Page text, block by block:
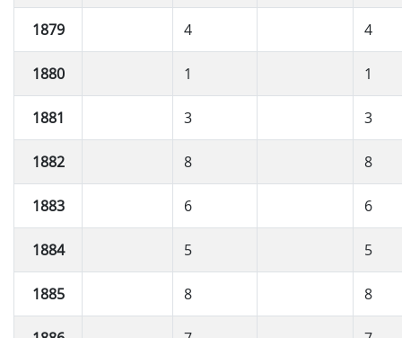
1879 4 4
1880 1 1
1881 3 3
1882 8 8
1883 6 6
1884 5 5
1885 8 8